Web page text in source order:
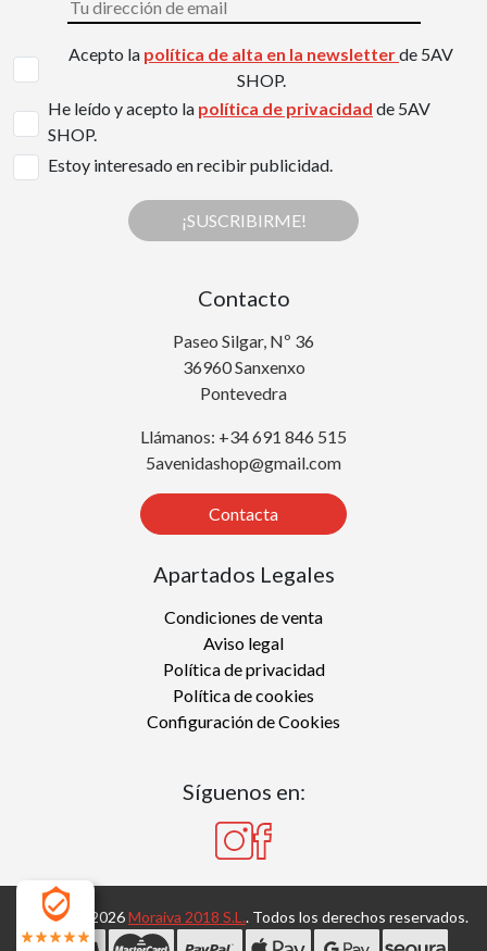
Acepto la política de alta en la newsletterde 5AV
SHOP.
He leído y acepto la política de privacidad de 5AV
SHOP.
Estoy interesado en recibir publicidad.
¡SUSCRIBIRME!
Contacto
Paseo Silgar, Nº 36
36960 Sanxenxo
Pontevedra
Llámanos: +34 691 846 515
5avenidashop@gmail.com
Contacta
Apartados Legales
Condiciones de venta
Aviso legal
Política de privacidad
Política de cookies
Configuración de Cookies
Síguenos en:
Copyright 2026Moraiva 2018 S.L.. Todos los derechos reservados.